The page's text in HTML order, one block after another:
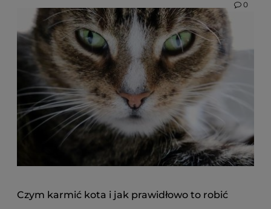
Czym karmić kota i jak prawidłowo to robić
0